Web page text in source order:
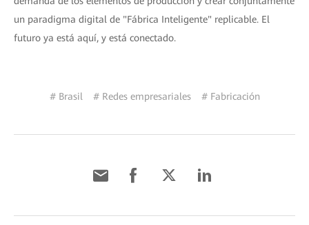
un paradigma digital de "Fábrica Inteligente" replicable. El
futuro ya está aquí, y está conectado.
# Brasil # Redes empresariales # Fabricación